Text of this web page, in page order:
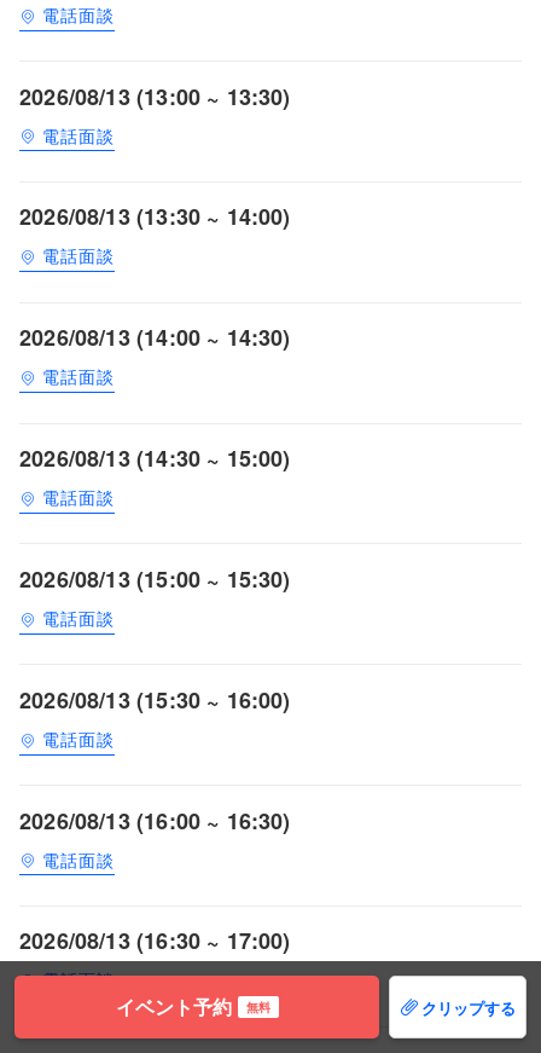
電話面談
2026/08/13 (13:00 ~ 13:30)
電話面談
2026/08/13 (13:30 ~ 14:00)
電話面談
2026/08/13 (14:00 ~ 14:30)
電話面談
2026/08/13 (14:30 ~ 15:00)
電話面談
2026/08/13 (15:00 ~ 15:30)
電話面談
2026/08/13 (15:30 ~ 16:00)
電話面談
2026/08/13 (16:00 ~ 16:30)
電話面談
2026/08/13 (16:30 ~ 17:00)
電話面談
イベント予約 無料 クリップする